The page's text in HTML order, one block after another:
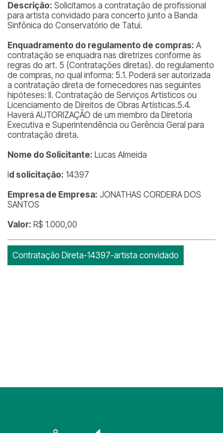
Descrição: Solicitamos a contratação de profissional
para artista convidado para concerto junto a Banda
Sinfônica do Conservatório de Tatuí.
Enquadramento do regulamento de compras: A
contratação se enquadra nas diretrizes conforme às
regras do art. 5 (Contratações diretas). do regulamento
de compras, no qual informa: 5.1. Poderá ser autorizada
a contratação direta de fornecedores nas seguintes
hipóteses: II. Contratação de Serviços Artísticos ou
Licenciamento de Direitos de Obras Artísticas.5.4.
Haverá AUTORIZAÇÃO de um membro da Diretoria
Executiva e Superintendência ou Gerência Geral para
contratação direta.
Nome do Solicitante: Lucas Almeida
d solicitação: 14397
Empresa de Empresa: JONATHAS CORDEIRA DOS
SANTOS
Valor: R$ 1.000,00
Contratação Direta-14397-artista convidado